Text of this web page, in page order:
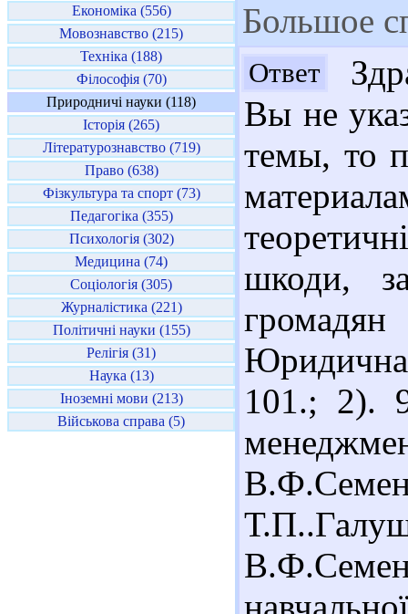
Економіка (556)
Мовознавство (215)
Техніка (188)
Філософія (70)
Природничі науки (118)
Історія (265)
Літературознавство (719)
Право (638)
Фізкультура та спорт (73)
Педагогіка (355)
Психологія (302)
Медицина (74)
Соціологія (305)
Журналістика (221)
Політичні науки (155)
Релігія (31)
Наука (13)
Іноземні мови (213)
Військова справа (5)
Большое
Ответ
Вы не
темы, то
шкоди,
101.; 2).